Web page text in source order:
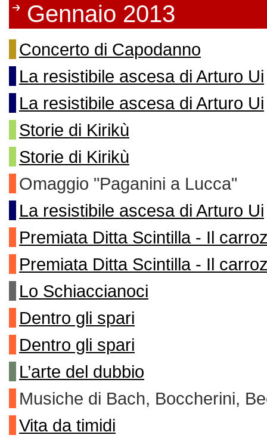
Gennaio 2013
Concerto di Capodanno
La resistibile ascesa di Arturo Ui
La resistibile ascesa di Arturo Ui
Storie di Kirikù
Storie di Kirikù
Omaggio "Paganini a Lucca"
La resistibile ascesa di Arturo Ui
Premiata Ditta Scintilla - Il
Premiata Ditta Scintilla - Il
Lo Schiaccianoci
Dentro gli spari
Dentro gli spari
L’arte del dubbio
Musiche di Bach, Boccherini,
Vita da timidi